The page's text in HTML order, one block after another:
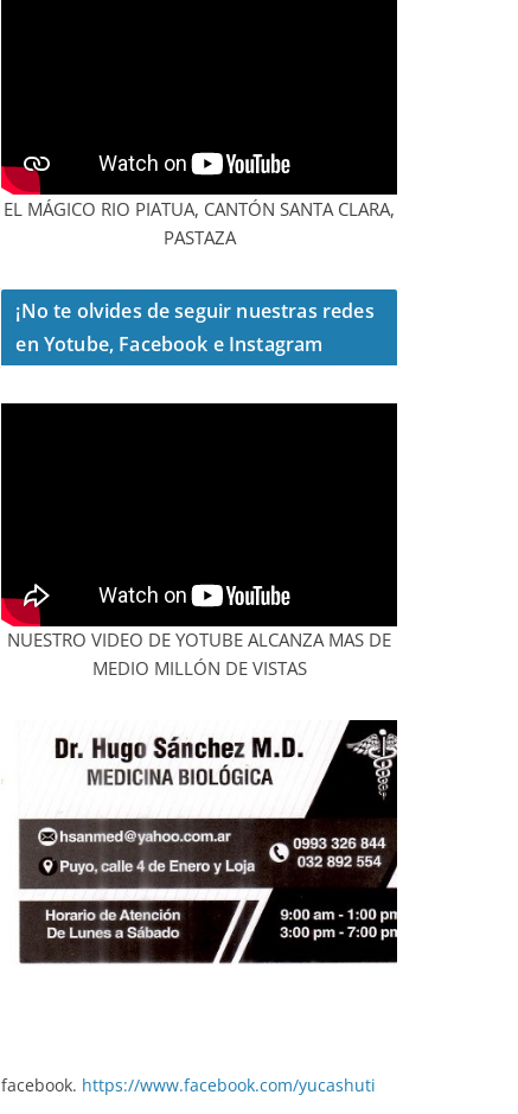
EL MÁGICO RIO PIATUA, CANTÓN SANTA CLARA,
PASTAZA
¡No te olvides de seguir nuestras redes
en Yotube, Facebook e Instagram
NUESTRO VIDEO DE YOTUBE ALCANZA MAS DE
MEDIO MILLÓN DE VISTAS
facebook. https://www.facebook.com/yucashuti